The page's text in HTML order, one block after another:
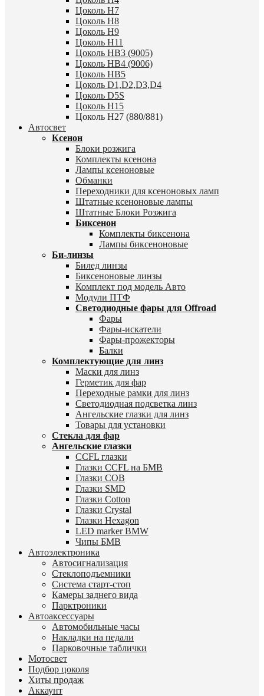
Цоколь H7
Цоколь H8
Цоколь H9
Цоколь H11
Цоколь HB3 (9005)
Цоколь HB4 (9006)
Цоколь HB5
Цоколь D1,D2,D3,D4
Цоколь D5S
Цоколь H15
Цоколь H27 (880/881)
Автосвет
Ксенон
Блоки розжига
Комплекты ксенона
Лампы ксеноновые
Обманки
Переходники для ксеноновых ламп
Штатные ксеноновые лампы
Штатные Блоки Розжига
Биксенон
Комплекты биксенона
Лампы биксеноновые
Би-линзы
Билед линзы
Биксеноновые линзы
Комплект под модель Авто
Модули ПТФ
Светодиодные фары для Offroad
Фары
Фары-искатели
Фары-прожекторы
Балки
Комплектующие для линз
Маски для линз
Герметик для фар
Переходные рамки для линз
Светодиодная подсветка линз
Ангельские глазки для линз
Товары для установки
Стекла для фар
Ангельские глазки
CCFL глазки
Глазки CCFL на БМВ
Глазки COB
Глазки SMD
Глазки Cotton
Глазки Crystal
Глазки Hexagon
LED marker BMW
Чипы БМВ
Автоэлектроника
Автосигнализация
Стеклоподъемники
Система старт-стоп
Камеры заднего вида
Парктроники
Автоаксессуары
Автомобильные часы
Накладки на педали
Парковочные таблички
Мотосвет
Подбор цоколя
Хиты продаж
Аккаунт